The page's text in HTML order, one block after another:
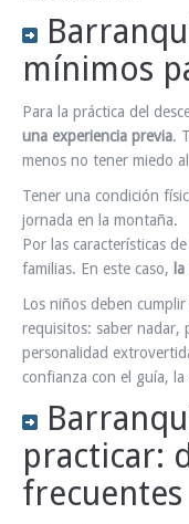
mínimos
Para la práctica del
una experiencia previa.
menos no tener miedo
Tener una condición
jornada en la montaña.
Por las características
familias. En este caso,
Los niños deben
requisitos: saber nadar,
personalidad
confianza con el guía,
practicar:
frecuentes